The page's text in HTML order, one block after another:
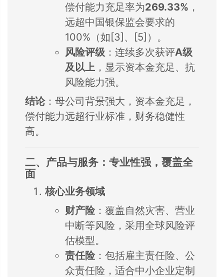
偿付能力充足率为269.33% ，
远超中国银保监会要求的
100%（如[3]、[5]）。
风险评级 ：连续多次获评A级
及以上 ，显示资本金充足、抗
风险能力强。
结论：母公司背景强大，资本金充足，
偿付能力远超行业标准，财务稳健性
高。
二、产品与服务：专业性强，覆盖全
面
核心业务领域
财产险：覆盖自然灾害、营业
中断等风险，采用全球风险评
估模型。
责任险：包括雇主责任险、公
众责任险，适合中小企业定制